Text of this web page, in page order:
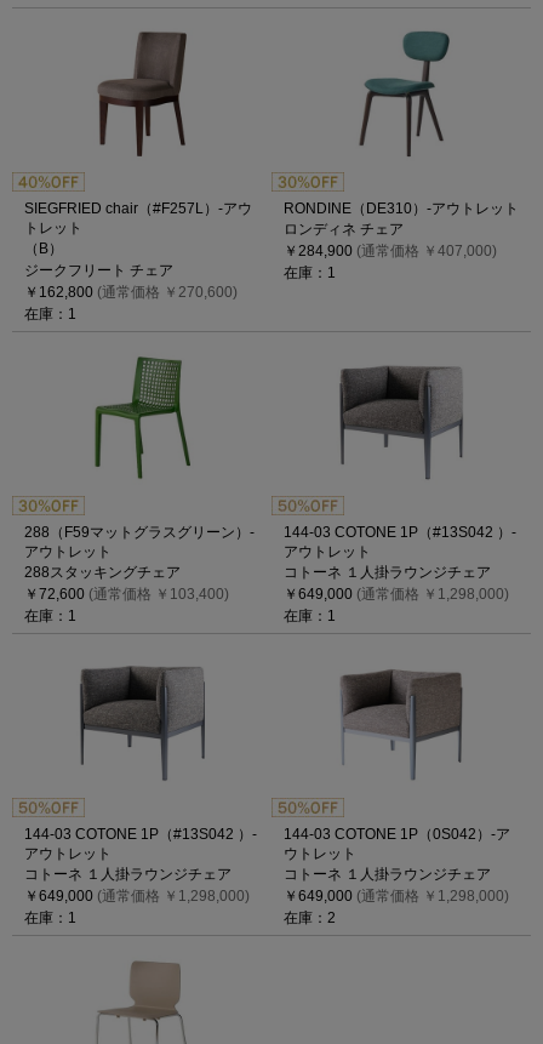
SIEGFRIED chair（#F257L）-アウ
トレット
（B）
ジークフリート チェア
￥162,800 (通常価格 ￥270,600)
在庫：1
RONDINE（DE310）-アウトレット
ロンディネ チェア
￥284,900 (通常価格 ￥407,000)
在庫：1
288（F59マットグラスグリーン）-
アウトレット
288スタッキングチェア
￥72,600 (通常価格 ￥103,400)
在庫：1
144-03 COTONE 1P（#13S042 ）-
アウトレット
コトーネ １人掛ラウンジチェア
￥649,000 (通常価格 ￥1,298,000)
在庫：1
144-03 COTONE 1P（#13S042 ）-
アウトレット
コトーネ １人掛ラウンジチェア
￥649,000 (通常価格 ￥1,298,000)
在庫：1
144-03 COTONE 1P（0S042）-ア
ウトレット
コトーネ １人掛ラウンジチェア
￥649,000 (通常価格 ￥1,298,000)
在庫：2